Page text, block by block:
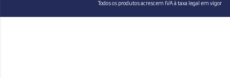
Todos os produtos acrescem IVA à taxa legal em vigor